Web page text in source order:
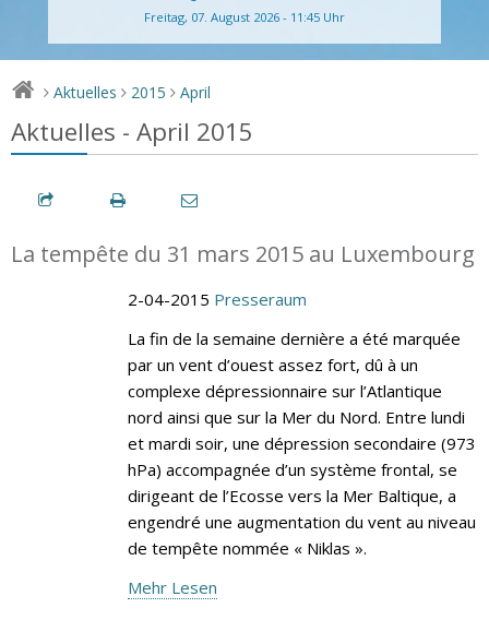
Freitag, 07. August 2026 - 11:45 Uhr
> Aktuelles > 2015 > April
Aktuelles - April 2015
La tempête du 31 mars 2015 au Luxembourg
2-04-2015 Presseraum
La fin de la semaine dernière a été marquée
par un vent d’ouest assez fort, dû à un
complexe dépressionnaire sur l’Atlantique
nord ainsi que sur la Mer du Nord. Entre lundi
et mardi soir, une dépression secondaire (973
hPa) accompagnée d’un système frontal, se
dirigeant de l’Ecosse vers la Mer Baltique, a
engendré une augmentation du vent au niveau
de tempête nommée « Niklas ».
Mehr Lesen